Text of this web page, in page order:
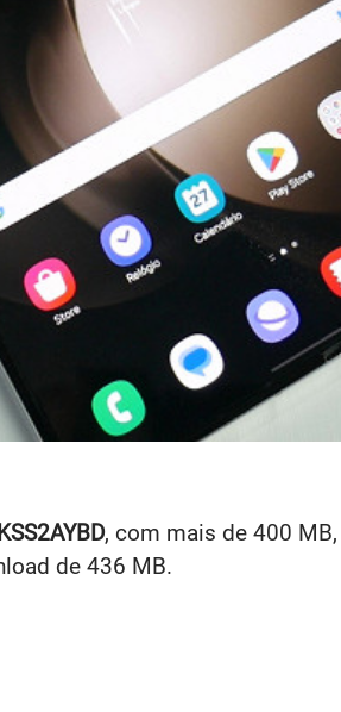
, com mais de 400 MB,
de 436 MB.